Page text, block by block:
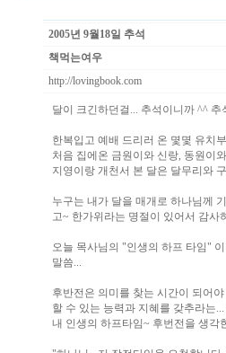
2005년 9월18일 추석
책먹는여우
http://lovingbook.com
달이 크긴하던걸... 추석이니까 ^^
한복입고 예배 드리러 온 몇몇 유
처음 집에온 금원이와 신랑, 동원이
지영이랑 개천서 본 달은 달무리와
누구는 내가 달을 매개로 하나님께
고~ 한가위라는 명절이 있어서 감사
오늘 목사님의 "인생의 하프 타임"
말씀...
후반전은 의미를 찾는 시간이 되어
할 수 있는 능력과 지혜를 갖추라는
내 인생의 하프타임~ 후번전을 생각